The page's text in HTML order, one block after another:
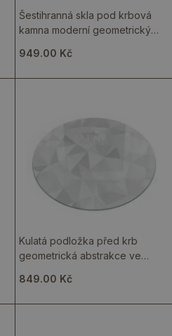
Šestihranná skla pod krbová
kamna moderní geometrický
949.00 Kč
Kulatá podložka před krb
geometrická abstrakce ve
849.00 Kč